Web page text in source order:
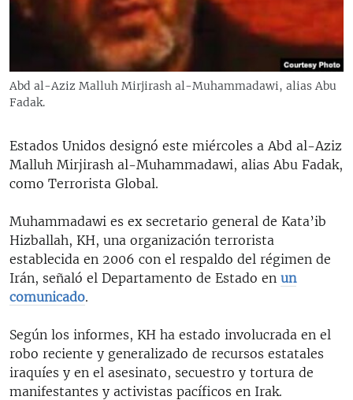
RADIO MARTÍ
ESPECIALES
LA REALIDAD DE LA VIVIENDA EN CUBA
LOS SANTOS DE HIALEAH
LA INVASIÓN DE RUSIA A UCRANIA
MULTIMEDIA
EDITORIALES
SÍGUENOS
Abd al-Aziz Malluh Mirjirash al-Muhammadawi, alias Abu
Fadak.
Estados Unidos designó este miércoles a Abd al-Aziz
Malluh Mirjirash al-Muhammadawi, alias Abu Fadak,
como Terrorista Global.
Muhammadawi es ex secretario general de Kata’ib
Hizballah, KH, una organización terrorista
establecida en 2006 con el respaldo del régimen de
Irán, señaló el Departamento de Estado en un
comunicado.
Según los informes, KH ha estado involucrada en el
robo reciente y generalizado de recursos estatales
iraquíes y en el asesinato, secuestro y tortura de
manifestantes y activistas pacíficos en Irak.